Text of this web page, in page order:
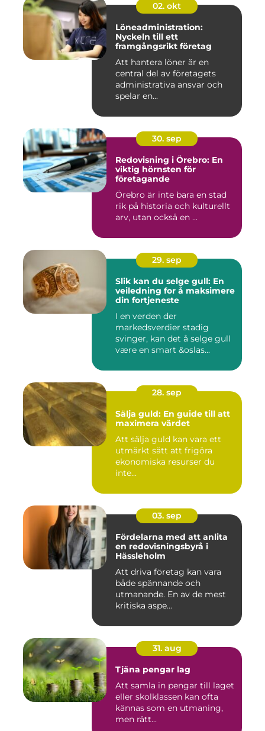
02. okt
Löneadministration:
Nyckeln till ett
framgångsrikt företag
Att hantera löner är en
central del av företagets
administrativa ansvar och
spelar en...
30. sep
Redovisning i Örebro: En
viktig hörnsten för
företagande
Örebro är inte bara en stad
rik på historia och kulturellt
arv, utan också en ...
29. sep
Slik kan du selge gull: En
veiledning for å maksimere
din fortjeneste
I en verden der
markedsverdier stadig
svinger, kan det å selge gull
være en smart &oslas...
28. sep
Sälja guld: En guide till att
maximera värdet
Att sälja guld kan vara ett
utmärkt sätt att frigöra
ekonomiska resurser du
inte...
03. sep
Fördelarna med att anlita
en redovisningsbyrå i
Hässleholm
Att driva företag kan vara
både spännande och
utmanande. En av de mest
kritiska aspe...
31. aug
Tjäna pengar lag
Att samla in pengar till laget
eller skolklassen kan ofta
kännas som en utmaning,
men rätt...